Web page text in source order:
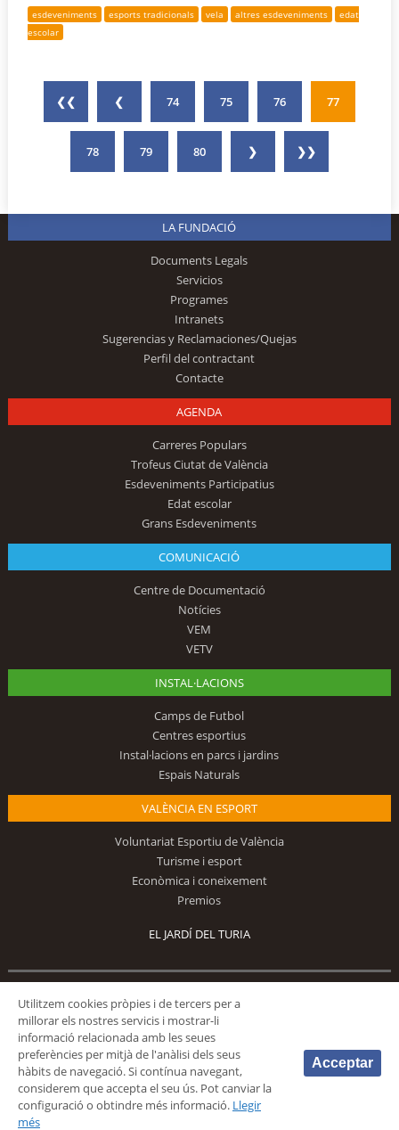
esdeveniments esports tradicionals vela altres esdeveniments
edat
escolar
❮❮ ❮ 74 75 76 77
78 79 80 ❯ ❯❯
LA FUNDACIÓ
Documents Legals
Servicios
Programes
Intranets
Sugerencias y Reclamaciones/Quejas
Perfil del contractant
Contacte
AGENDA
Carreres Populars
Trofeus Ciutat de València
Esdeveniments Participatius
Edat escolar
Grans Esdeveniments
COMUNICACIÓ
Centre de Documentació
Notícies
VEM
VETV
INSTAL·LACIONS
Camps de Futbol
Centres esportius
Instal·lacions en parcs i jardins
Espais Naturals
VALÈNCIA EN ESPORT
Voluntariat Esportiu de València
Turisme i esport
Econòmica i coneixement
Premios
EL JARDÍ DEL TURIA
© 2026 Fundación Deportiva Municipal Valencia |AVÍS LEGAL
Utilitzem cookies pròpies i de tercers per a
millorar els nostres servicis i mostrar-li
informació relacionada amb les seues
preferències per mitjà de l'anàlisi dels seus
hàbits de navegació. Si contínua navegant,
considerem que accepta el seu ús. Pot canviar la
configuració o obtindre més informació. Llegir
més
Acceptar